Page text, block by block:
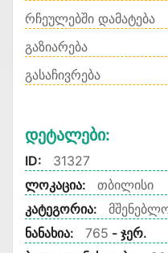
რჩეულებში დამატება
გაზიარება
გასაჩივრება
Დეტალები:
ID:
31327
ლოკაცია:
თბილისი
კატეგორია:
ნანახია:
765 - ჯერ.